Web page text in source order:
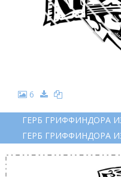
6
ГЕРБ ГРИФФИНДОРА
ГЕРБ ГРИФФИНДОРА